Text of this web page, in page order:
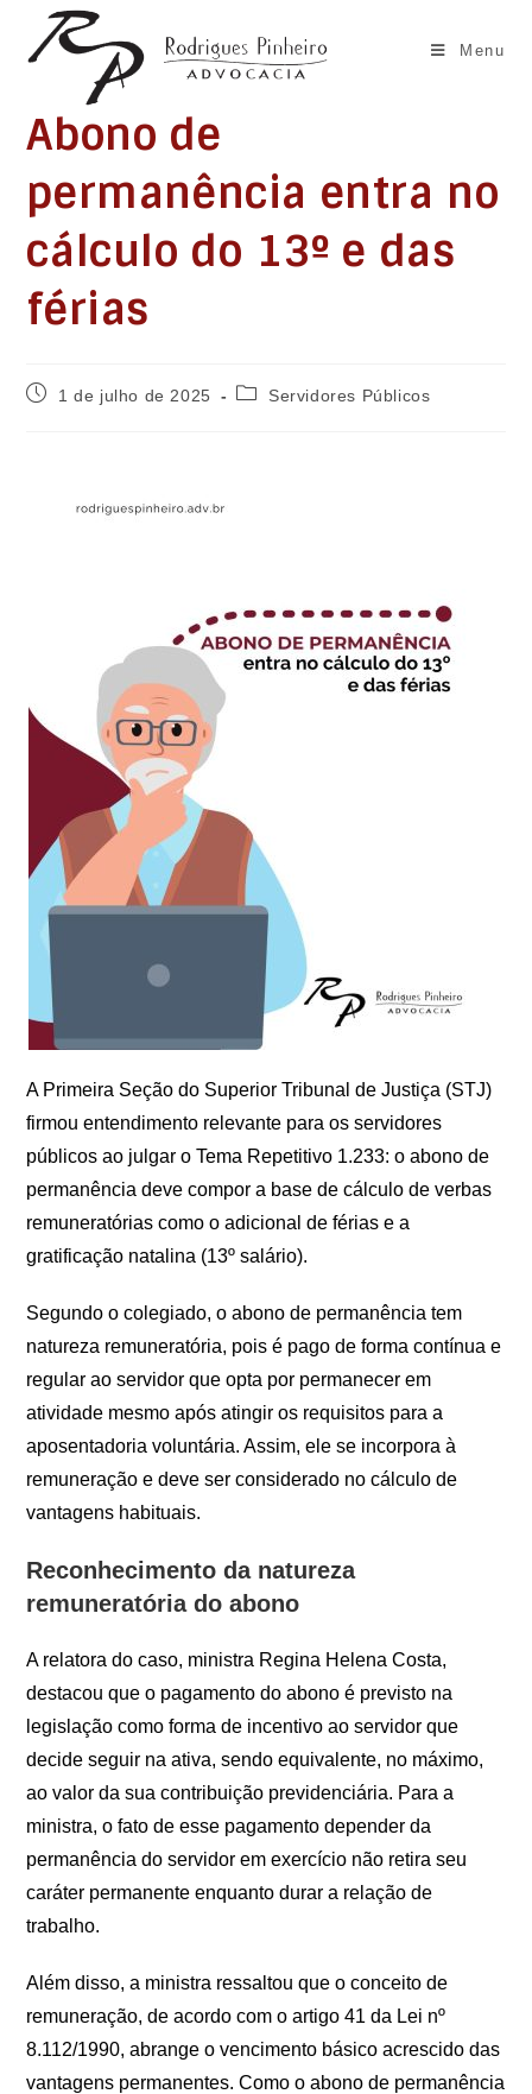
Menu
Abono de
permanência entra no
cálculo do 13º e das
férias
Post1 de julho de 2025
Categoria
Servidores Públicos
A Primeira Seção do Superior Tribunal de Justiça (STJ)
firmou entendimento relevante para os servidores
públicos ao julgar o Tema Repetitivo 1.233: o abono de
permanência deve compor a base de cálculo de verbas
remuneratórias como o adicional de férias e a
gratificação natalina (13º salário).
Segundo o colegiado, o abono de permanência tem
natureza remuneratória, pois é pago de forma contínua e
regular ao servidor que opta por permanecer em
atividade mesmo após atingir os requisitos para a
aposentadoria voluntária. Assim, ele se incorpora à
remuneração e deve ser considerado no cálculo de
vantagens habituais.
Reconhecimento da natureza
remuneratória do abono
A relatora do caso, ministra Regina Helena Costa,
destacou que o pagamento do abono é previsto na
legislação como forma de incentivo ao servidor que
decide seguir na ativa, sendo equivalente, no máximo,
ao valor da sua contribuição previdenciária. Para a
ministra, o fato de esse pagamento depender da
permanência do servidor em exercício não retira seu
caráter permanente enquanto durar a relação de
trabalho.
Além disso, a ministra ressaltou que o conceito de
remuneração, de acordo com o artigo 41 da Lei nº
8.112/1990, abrange o vencimento básico acrescido das
vantagens permanentes. Como o abono de permanência